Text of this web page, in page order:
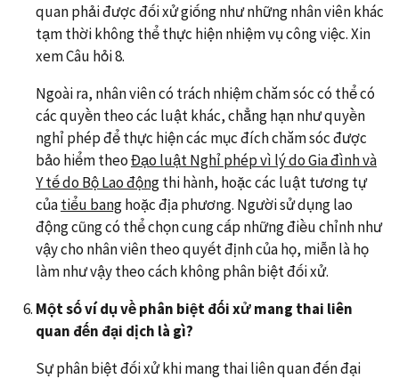
quan phải được đối xử giống như những nhân viên khác
tạm thời không thể thực hiện nhiệm vụ công việc. Xin
xem Câu hỏi 8.
Ngoài ra, nhân viên có trách nhiệm chăm sóc có thể có
các quyền theo các luật khác, chẳng hạn như quyền
nghỉ phép để thực hiện các mục đích chăm sóc được
bảo hiểm theoĐạo luật Nghỉ phép vì lý do Gia đình và
Y tế do Bộ Lao độngthi hành, hoặc các luật tương tự
củatiểu banghoặc địa phương. Người sử dụng lao
động cũng có thể chọn cung cấp những điều chỉnh như
vậy cho nhân viên theo quyết định của họ, miễn là họ
làm như vậy theo cách không phân biệt đối xử.
Một số ví dụ về phân biệt đối xử mang thai liên
quan đến đại dịch là gì?
Sự phân biệt đối xử khi mang thai liên quan đến đại